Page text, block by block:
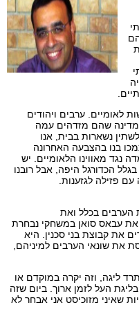
לאומיים. ערבים ויהודים
שהם מזדהים עמה
נשארות בבית, אנו
בנו בהצבעה האחרונה
נגד מאווינו הלאומיים. יש
הכדורגל היפה, אבל רובנו
פזילה לגזענות.
הערבים בכלל ואת
עבאס סואן במשחקי נבחרת
את קבוצת בני סכנין. היא
את שונאי הערבים למיניהם,
ליגה, וזה יקרה במוקדם או
העל לזמן ארוך. ביום שזה
שאיני מזוכיסט אני אבחר לא